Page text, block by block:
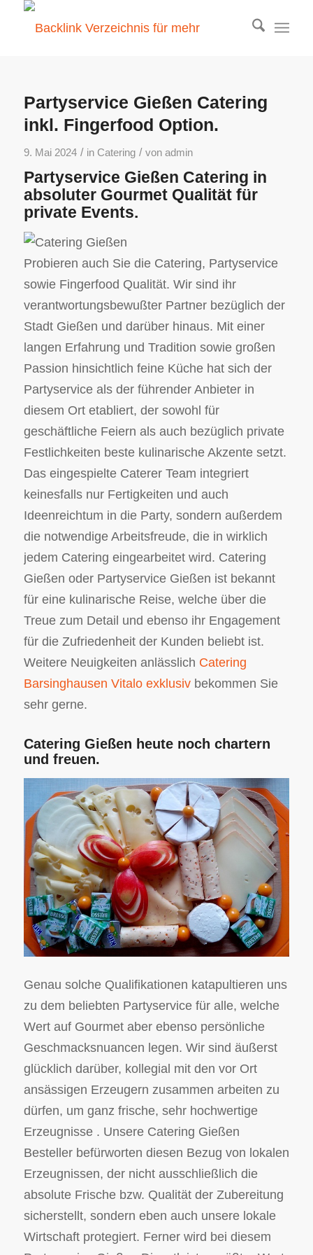
Partyservice Gießen Catering
inkl. Fingerfood Option.
9. Mai 2024 / in Catering / von admin
Partyservice Gießen Catering in
absoluter Gourmet Qualität für
private Events.
Probieren auch Sie die Catering, Partyservice
sowie Fingerfood Qualität. Wir sind ihr
verantwortungsbewußter Partner bezüglich der
Stadt Gießen und darüber hinaus. Mit einer
langen Erfahrung und Tradition sowie großen
Passion hinsichtlich feine Küche hat sich der
Partyservice als der führender Anbieter in
diesem Ort etabliert, der sowohl für
geschäftliche Feiern als auch bezüglich private
Festlichkeiten beste kulinarische Akzente setzt.
Das eingespielte Caterer Team integriert
keinesfalls nur Fertigkeiten und auch
Ideenreichtum in die Party, sondern außerdem
die notwendige Arbeitsfreude, die in wirklich
jedem Catering eingearbeitet wird. Catering
Gießen oder Partyservice Gießen ist bekannt
für eine kulinarische Reise, welche über die
Treue zum Detail und ebenso ihr Engagement
für die Zufriedenheit der Kunden beliebt ist.
Weitere Neuigkeiten anlässlich Catering
Barsinghausen Vitalo exklusivbekommen Sie
sehr gerne.
Catering Gießen heute noch chartern
und freuen.
Genau solche Qualifikationen katapultieren uns
zu dem beliebten Partyservice für alle, welche
Wert auf Gourmet aber ebenso persönliche
Geschmacksnuancen legen. Wir sind äußerst
glücklich darüber, kollegial mit den vor Ort
ansässigen Erzeugern zusammen arbeiten zu
dürfen, um ganz frische, sehr hochwertige
Erzeugnisse . Unsere Catering Gießen
Besteller befürworten diesen Bezug von lokalen
Erzeugnissen, der nicht ausschließlich die
absolute Frische bzw. Qualität der Zubereitung
sicherstellt, sondern eben auch unsere lokale
Wirtschaft protegiert. Ferner wird bei diesem